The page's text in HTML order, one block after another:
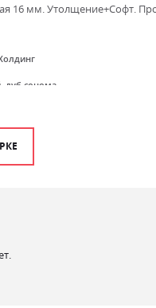
16 мм. Утолщение+Софт.
дуб сонома
модерн